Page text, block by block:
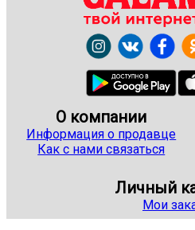
О компании
Информация о продавце
Как с нами связаться
Личный
Мои